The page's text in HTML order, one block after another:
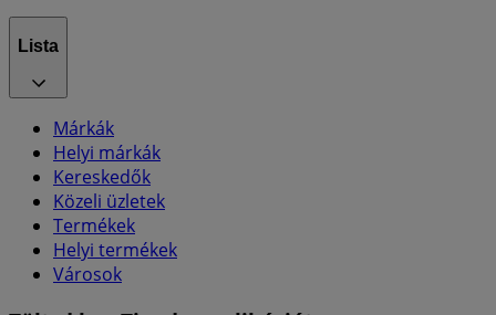
Lista
Márkák
Helyi márkák
Kereskedők
Közeli üzletek
Termékek
Helyi termékek
Városok